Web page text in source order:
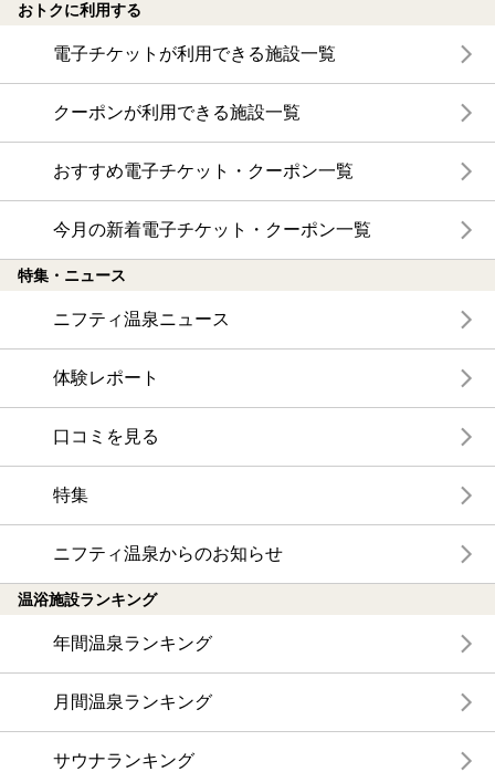
おトクに利用する
電子チケットが利用できる施設一覧
クーポンが利用できる施設一覧
おすすめ電子チケット・クーポン一覧
今月の新着電子チケット・クーポン一覧
特集・ニュース
ニフティ温泉ニュース
体験レポート
口コミを見る
特集
ニフティ温泉からのお知らせ
温浴施設ランキング
年間温泉ランキング
月間温泉ランキング
サウナランキング